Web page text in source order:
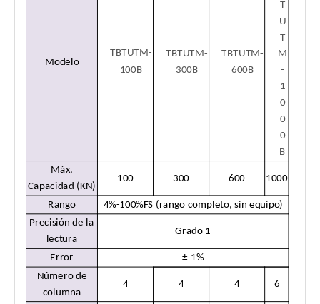
Modelo
TBTUTM-
100B
TBTUTM-
300B
TBTUTM-
600B
T
U
T
M
-
1
0
0
0
B
Máx.
Capacidad (KN)
100 300 600 1000
Rango
4%-100%FS (rango completo, sin equipo)
Precisión de la
lectura
Grado 1
Error
± 1%
Número de
columna
4 4 4 6